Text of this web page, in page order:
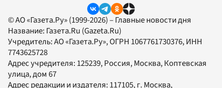
© АО «Газета.Ру» (1999-2026) – Главные новости дня
Название: Газета.Ru (Gazeta.Ru)
Учредитель:АО «Газета.Ру», ОГРН 1067761730376, ИНН
7743625728
Адрес учредителя: 125239, Россия, Москва, Коптевская
улица, дом 67
Адрес редакции и издателя: 117105, г. Москва,